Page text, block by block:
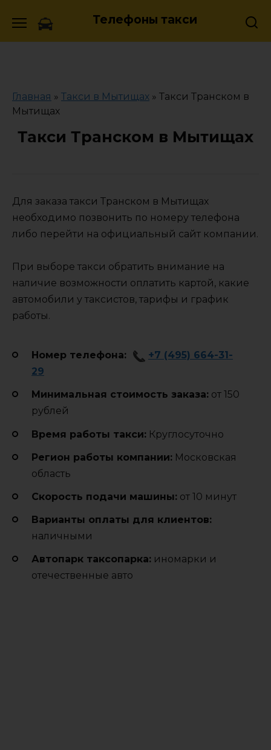
Телефоны такси
Главная » Такси в Мытищах » Такси Транском в
Мытищах
Такси Транском в Мытищах
Для заказа такси Транском в Мытищах
необходимо позвонить по номеру телефона
либо перейти на официальный сайт компании.
При выборе такси обратить внимание на
наличие возможности оплатить картой, какие
автомобили у таксистов, тарифы и график
работы.
Номер телефона:
+7 (495) 664-31-
29
Минимальная стоимость заказа: от 150
рублей
Время работы такси: Круглосуточно
Регион работы компании: Московская
область
Cкорость подачи машины: от 10 минут
Варианты оплаты для клиентов:
наличными
Автопарк таксопарка: иномарки и
отечественные авто